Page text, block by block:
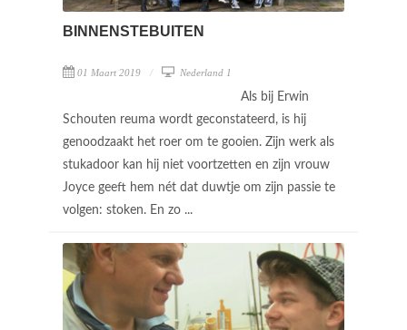
BINNENSTEBUITEN
01 Maart 2019 Nederland 1
Als bij Erwin
Schouten reuma wordt geconstateerd, is hij
genoodzaakt het roer om te gooien. Zijn werk als
stukadoor kan hij niet voortzetten en zijn vrouw
Joyce geeft hem nét dat duwtje om zijn passie te
volgen: stoken. En zo ...